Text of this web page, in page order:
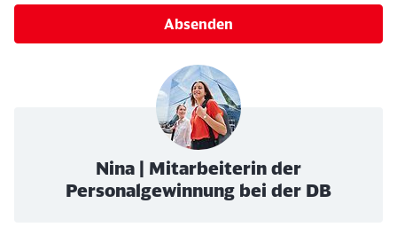
Absenden
Nina | Mitarbeiterin der
Personalgewinnung bei der DB